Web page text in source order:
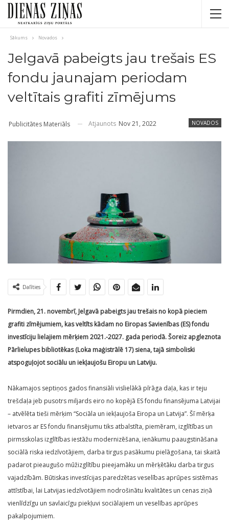
Sākums Novados
Jelgavā pabeigts jau trešais ES
fondu jaunajam periodam
veltītais grafiti zīmējums
NOVADOS
Publicitātes Materiāls Atjaunots Nov 21, 2022
Dalīties
Pirmdien, 21. novembrī, Jelgavā pabeigts jau trešais no kopā pieciem
grafiti zīmējumiem, kas veltīts kādam no Eiropas Savienības (ES) fondu
investīciju lielajiem mērķiem 2021.-2027. gada periodā. Šoreiz apgleznota
Pārlielupes bibliotēkas (Loka maģistrālē 17) siena, tajā simboliski
atspoguļojot sociālu un iekļaujošu Eiropu un Latviju.
Nākamajos septiņos gados finansiāli vislielākā pīrāga daļa, kas ir teju
trešdaļa jeb pusotrs miljards eiro no kopējā ES fondu finansējuma Latvijai
– atvēlēta tieši mērķim “Sociāla un iekļaujoša Eiropa un Latvija”. Šī mērķa
ietvaros ar ES fondu finansējumu tiks atbalstīta, piemēram, izglītības un
pirmsskolas izglītības iestāžu modernizēšana, ienākumu paaugstināšana
sociālā riska iedzīvotājiem, darba tirgus pasākumu pielāgošana, tai skaitā
padarot pieaugušo mūžizglītību pieejamāku un mērķētāku darba tirgus
vajadzībām. Būtiskas investīcijas paredzētas veselības aprūpes sistēmas
attīstībai, lai Latvijas iedzīvotājiem nodrošinātu kvalitātes un cenas ziņā
vienlīdzīgu un savlaicīgu piekļuvi sociālajiem un veselības aprūpes
pakalpojumiem.